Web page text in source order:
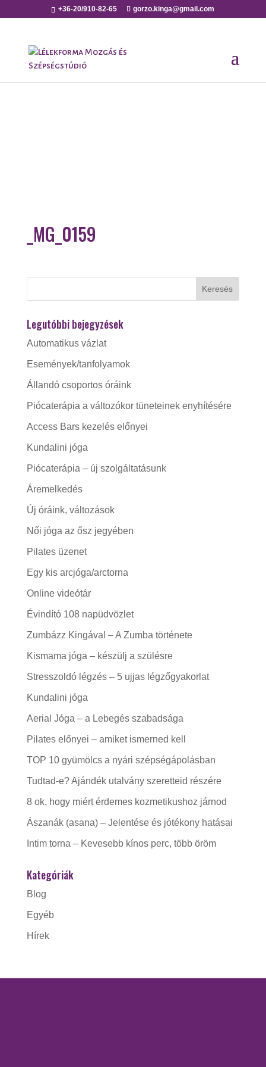
+36-20/910-82-65 gorzo.kinga@gmail.com
_MG_0159
Legutóbbi bejegyzések
Automatikus vázlat
Események/tanfolyamok
Állandó csoportos óráink
Piócaterápia a változókor tüneteinek enyhítésére
Access Bars kezelés előnyei
Kundalini jóga
Piócaterápia – új szolgáltatásunk
Áremelkedés
Új óráink, változások
Női jóga az ősz jegyében
Pilates üzenet
Egy kis arcjóga/arctorna
Online videótár
Évindító 108 napüdvözlet
Zumbázz Kingával – A Zumba története
Kismama jóga – készülj a szülésre
Stresszoldó légzés – 5 ujjas légzőgyakorlat
Kundalini jóga
Aerial Jóga – a Lebegés szabadsága
Pilates előnyei – amiket ismerned kell
TOP 10 gyümölcs a nyári szépségápolásban
Tudtad-e? Ajándék utalvány szeretteid részére
8 ok, hogy miért érdemes kozmetikushoz járnod
Ászanák (asana) – Jelentése és jótékony hatásai
Intim torna – Kevesebb kínos perc, több öröm
Kategóriák
Blog
Egyéb
Hírek